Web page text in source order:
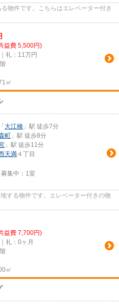
物件です。こちらはエレベーター付き
益費 5,500円)
礼：11万円
㎡
「 大江橋 」駅 徒歩7分
町 」駅 徒歩8分
」駅 徒歩11分
天満 ４丁目
集中： 1室
する物件です。エレベーター付きの物
益費 7,700円)
礼：0ヶ月
㎡